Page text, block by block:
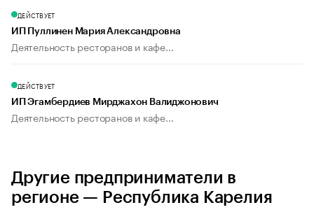
ДЕЙСТВУЕТ
ИП Пуллинен Мария Александровна
Деятельность ресторанов и кафе...
ДЕЙСТВУЕТ
ИП Эгамбердиев Мирджахон Валиджонович
Деятельность ресторанов и кафе...
Другие предприниматели в
регионе — Республика Карелия